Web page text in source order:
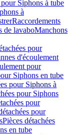
Siphons à tube
à
Raccordements
de lavaboManchons
pour
d'écoulement
pour
Siphons en tube
pour Siphons à
pour Siphons
pour
pour
Pièces détachées
en tube